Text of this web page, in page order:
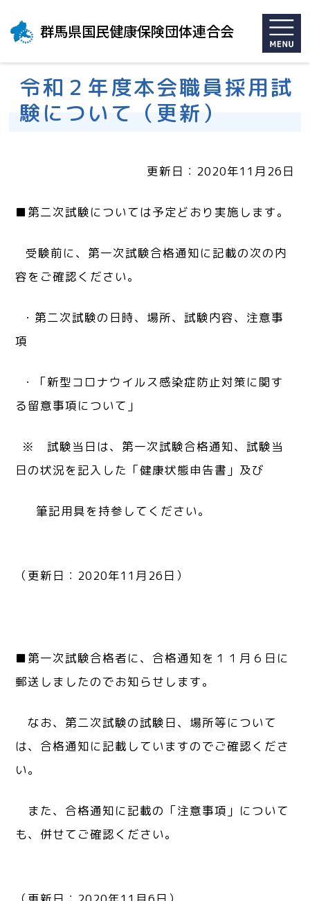
群馬県国民健康保険団体連合会
令和２年度本会職員採用試
験について（更新）
更新日：2020年11月26日
■第二次試験については予定どおり実施します。
受験前に、第一次試験合格通知に記載の次の内
容をご確認ください。
・第二次試験の日時、場所、試験内容、注意事
項
・「新型コロナウイルス感染症防止対策に関す
る留意事項について」
※ 試験当日は、第一次試験合格通知、試験当
日の状況を記入した「健康状態申告書」及び
筆記用具を持参してください。
（更新日：2020年11月26日）
■第一次試験合格者に、合格通知を１１月６日に
郵送しましたのでお知らせします。
なお、第二次試験の試験日、場所等について
は、合格通知に記載していますのでご確認くださ
い。
また、合格通知に記載の「注意事項」について
も、併せてご確認ください。